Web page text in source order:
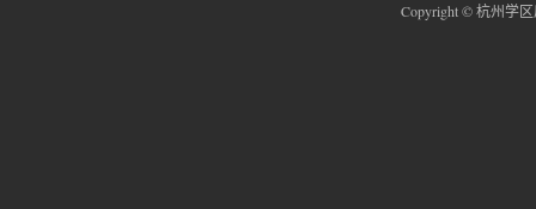
Copyright © 杭州学